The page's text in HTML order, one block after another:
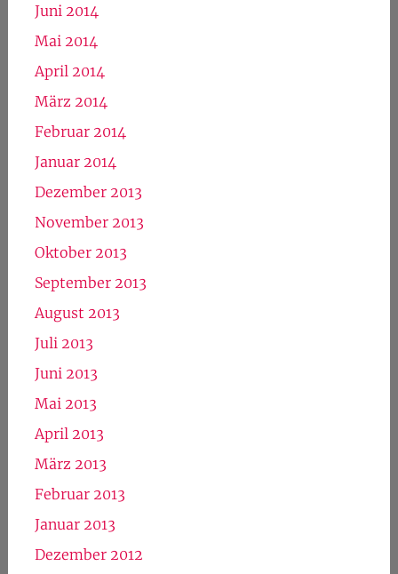
Juni 2014
Mai 2014
April 2014
März 2014
Februar 2014
Januar 2014
Dezember 2013
November 2013
Oktober 2013
September 2013
August 2013
Juli 2013
Juni 2013
Mai 2013
April 2013
März 2013
Februar 2013
Januar 2013
Dezember 2012